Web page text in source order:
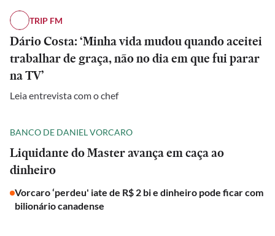
TRIP FM
Dário Costa: ‘Minha vida mudou quando aceitei
trabalhar de graça, não no dia em que fui parar
na TV’
Leia entrevista com o chef
BANCO DE DANIEL VORCARO
Liquidante do Master avança em caça ao
dinheiro
Vorcaro ‘perdeu' iate de R$ 2 bi e dinheiro pode ficar com
bilionário canadense